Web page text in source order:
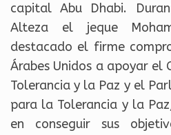
capital Abu Dhabi.
Alteza el jeque
destacado el firme
Árabes Unidos a apoyar el
Tolerancia y la Paz y el
para la Tolerancia y la
en conseguir sus